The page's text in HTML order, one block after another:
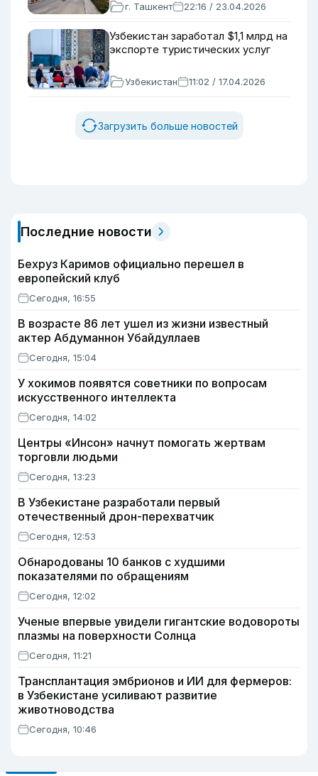
г. Ташкент 22:16 / 23.04.2026
Узбекистан заработал $1,1 млрд на
экспорте туристических услуг
Узбекистан 11:02 / 17.04.2026
Загрузить больше новостей
Последние новости
Бехруз Каримов официально перешел в
европейский клуб
Сегодня, 16:55
В возрасте 86 лет ушел из жизни известный
актер Абдуманнон Убайдуллаев
Сегодня, 15:04
У хокимов появятся советники по вопросам
искусственного интеллекта
Сегодня, 14:02
Центры «Инсон» начнут помогать жертвам
торговли людьми
Сегодня, 13:23
В Узбекистане разработали первый
отечественный дрон-перехватчик
Сегодня, 12:53
Обнародованы 10 банков с худшими
показателями по обращениям
Сегодня, 12:02
Ученые впервые увидели гигантские водовороты
плазмы на поверхности Солнца
Сегодня, 11:21
Трансплантация эмбрионов и ИИ для фермеров:
в Узбекистане усиливают развитие
животноводства
Сегодня, 10:46